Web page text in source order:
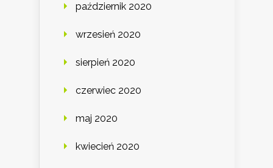
październik 2020
wrzesień 2020
sierpień 2020
czerwiec 2020
maj 2020
kwiecień 2020